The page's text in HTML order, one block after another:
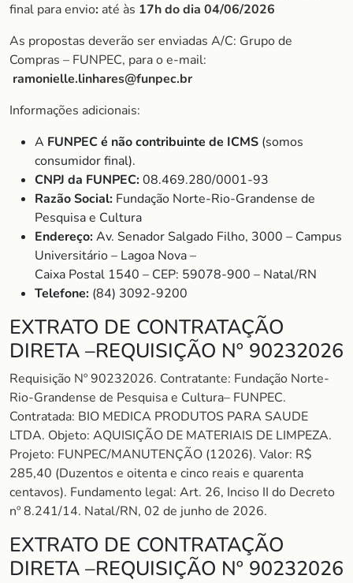
final para envio: até às 17h do dia 04/06/2026
As propostas deverão ser enviadas A/C: Grupo de
Compras – FUNPEC, para o e-mail:
ramonielle.linhares@funpec.br
Informações adicionais:
A FUNPEC é não contribuinte de ICMS (somos
consumidor final).
CNPJ da FUNPEC:08.469.280/0001-93
Razão Social: Fundação Norte-Rio-Grandense de
Pesquisa e Cultura
Endereço:Av. Senador Salgado Filho, 3000 – Campus
Universitário – Lagoa Nova –
Caixa Postal 1540 – CEP: 59078-900 – Natal/RN
Telefone: (84) 3092-9200
EXTRATO DE CONTRATAÇÃO
DIRETA –REQUISIÇÃO Nº 90232026
Requisição Nº 90232026. Contratante: Fundação Norte-
Rio-Grandense de Pesquisa e Cultura– FUNPEC.
Contratada: BIO MEDICA PRODUTOS PARA SAUDE
LTDA. Objeto: AQUISIÇÃO DE MATERIAIS DE LIMPEZA.
Projeto: FUNPEC/MANUTENÇÃO (12026). Valor: R$
285,40 (Duzentos e oitenta e cinco reais e quarenta
centavos). Fundamento legal: Art. 26, Inciso II do Decreto
nº 8.241/14. Natal/RN, 02 de junho de 2026.
EXTRATO DE CONTRATAÇÃO
DIRETA –REQUISIÇÃO Nº 90232026